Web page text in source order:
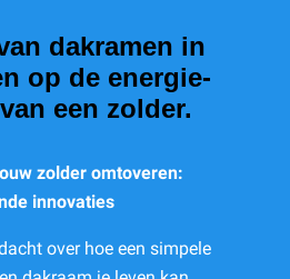
dakramen in
op de energie-
een zolder.
zolder omtoveren:
innovaties
over hoe een simpele